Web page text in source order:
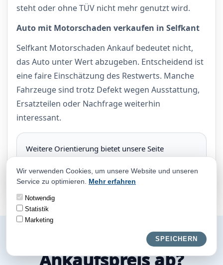
steht oder ohne TÜV nicht mehr genutzt wird.
Auto mit Motorschaden verkaufen in Selfkant
Selfkant Motorschaden Ankauf bedeutet nicht,
das Auto unter Wert abzugeben. Entscheidend ist
eine faire Einschätzung des Restwerts. Manche
Fahrzeuge sind trotz Defekt wegen Ausstattung,
Ersatzteilen oder Nachfrage weiterhin
interessant.
Weitere Orientierung bietet unsere Seite
Wovon hängt der
Ankaufspreis ab?
Wir verwenden Cookies, um unsere Website und unseren
Service zu optimieren. Mehr erfahren
Notwendig
Statistik
Marketing
SPEICHERN